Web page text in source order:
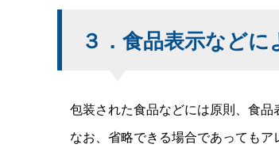
３．食品表示など
包装された食品などには原則、食品
なお、省略できる場合であってもア